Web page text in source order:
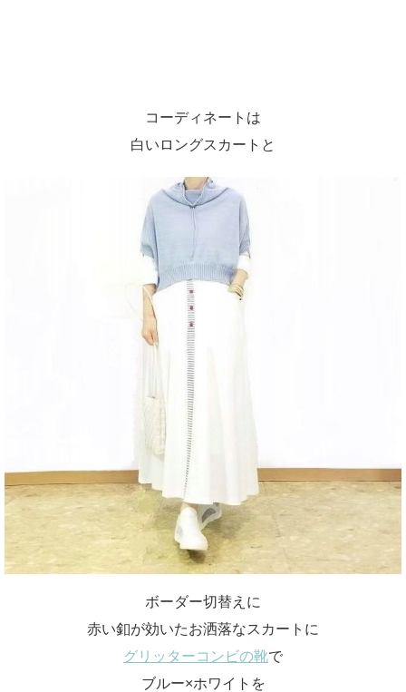
コーディネートは
白いロングスカートと
ボーダー切替えに
赤い釦が効いたお洒落なスカートに
グリッターコンビの靴で
ブルー×ホワイトを